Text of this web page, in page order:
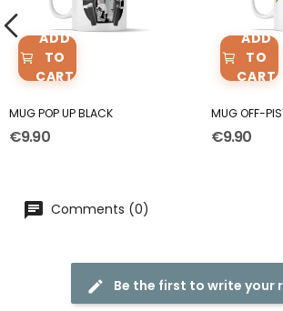
ADD
TO
CART
MUG POP UP BLACK
€9.90
ADD
TO
CART
MUG OFF-
€9.90
Comments (0)
Be the first to write your